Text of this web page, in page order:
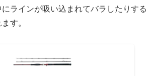
ラインが吸い込まれてバラしたりする
す。